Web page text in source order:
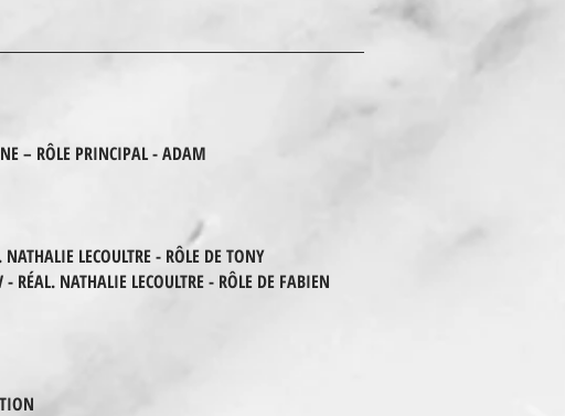
– RÔLE PRINCIPAL - ADAM
LECOULTRE - RÔLE DE TONY
RÉAL. NATHALIE LECOULTRE - RÔLE DE FABIEN